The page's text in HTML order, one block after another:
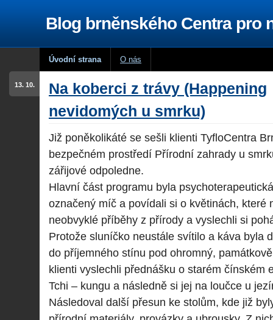
Blog brněnského Centra pro
Úvodní strana O nás
Na koberci z trávy (Happening
nevidomých u smrku)
13. 10.
Již poněkolikáté se sešli klienti TyfloCentra
bezpečném prostředí Přírodní zahrady u
zářijové odpoledne.
Hlavní část programu byla
označený míč a povídali si o květinách, které
neobvyklé příběhy z přírody a vyslechli si
Protože sluníčko neustále svítilo a káva byla
do příjemného stínu pod ohromný,
klienti vyslechli přednášku o starém čínském
Tchi – kungu a následně si jej na loučce u
Následoval další přesun ke stolům, kde již